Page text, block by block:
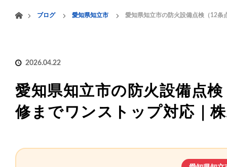
HOME 業務案内
ブログ
愛知県知立市 愛知県知立市の防火設備点検（12条
2026.04.22
愛知県知立市の防火設備点
修までワンストップ対応｜